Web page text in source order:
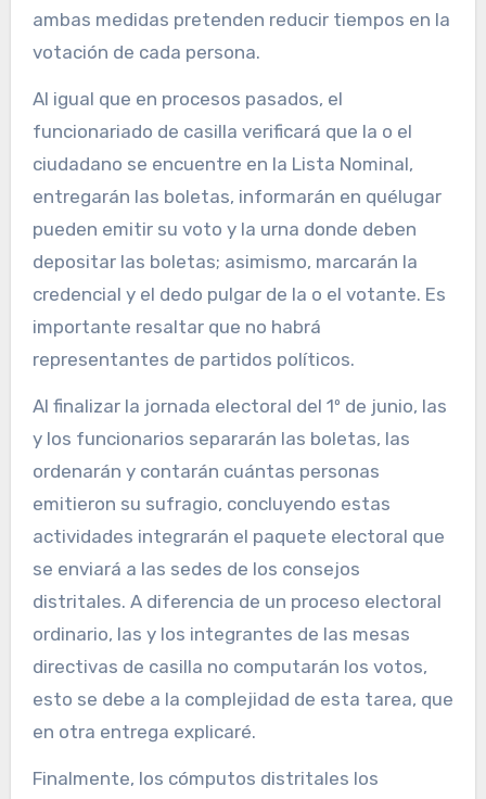
ambas medidas pretenden reducir tiempos en la
votación de cada persona.
Al igual que en procesos pasados, el
funcionariado de casilla verificará que la o el
ciudadano se encuentre en la Lista Nominal,
entregarán las boletas, informarán en quélugar
pueden emitir su voto y la urna donde deben
depositar las boletas; asimismo, marcarán la
credencial y el dedo pulgar de la o el votante. Es
importante resaltar que no habrá
representantes de partidos políticos.
Al finalizar la jornada electoral del 1º de junio, las
y los funcionarios separarán las boletas, las
ordenarán y contarán cuántas personas
emitieron su sufragio, concluyendo estas
actividades integrarán el paquete electoral que
se enviará a las sedes de los consejos
distritales. A diferencia de un proceso electoral
ordinario, las y los integrantes de las mesas
directivas de casilla no computarán los votos,
esto se debe a la complejidad de esta tarea, que
en otra entrega explicaré.
Finalmente, los cómputos distritales los